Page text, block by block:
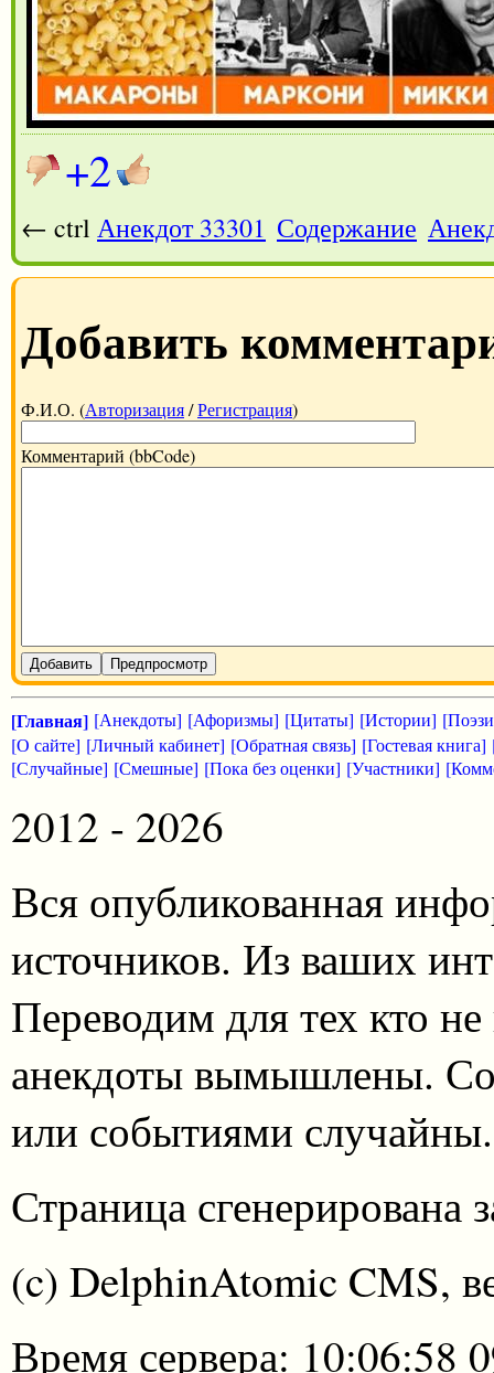
+2
← ctrl Анекдот 33301 Содержание
Добавить
Ф.И.О. (Авторизация/Регистрация)
Комментарий (bbCode)
Добавить Предпросмотр
[Главная] [Анекдоты] [Афоризмы] [Цитаты] [Истории]
[О сайте] [Личный кабинет] [Обратная связь] [Гостевая книга]
[Случайные] [Смешные] [Пока без оценки] [Участники]
2012 - 2026
Вся опубликованная
источников. Из ваших
Переводим для тех кто
анекдоты вымышлены.
или событиями случайны.
Страница сгенерирована
(c) DelphinAtomic CMS,
Время сервера: 10:06:58